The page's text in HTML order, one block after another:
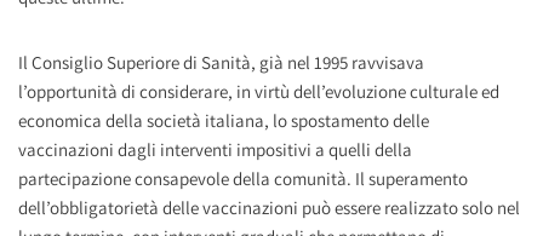
Il Consiglio Superiore di Sanità, già nel 1995 ravvisava
l’opportunità di considerare, in virtù dell’evoluzione culturale ed
economica della società italiana, lo spostamento delle
vaccinazioni dagli interventi impositivi a quelli della
partecipazione consapevole della comunità. Il superamento
dell’obbligatorietà delle vaccinazioni può essere realizzato solo nel